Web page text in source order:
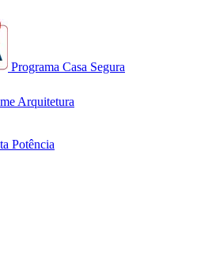
Programa Casa Segura
Arquitetura
Potência